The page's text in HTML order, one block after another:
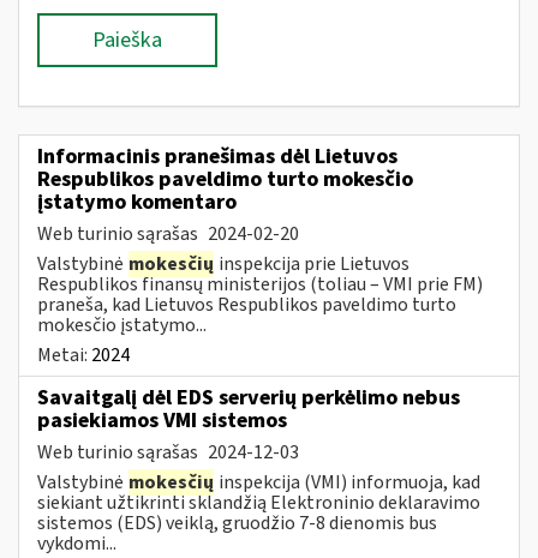
Paieška
Informacinis pranešimas dėl Lietuvos
Respublikos paveldimo turto mokesčio
įstatymo komentaro
Web turinio sąrašas 2024-02-20
Valstybinė mokesčių inspekcija prie Lietuvos
Respublikos finansų ministerijos (toliau – VMI prie FM)
praneša, kad Lietuvos Respublikos paveldimo turto
mokesčio įstatymo...
Metai: 2024
Savaitgalį dėl EDS serverių perkėlimo nebus
pasiekiamos VMI sistemos
Web turinio sąrašas 2024-12-03
Valstybinė mokesčių inspekcija (VMI) informuoja, kad
siekiant užtikrinti sklandžią Elektroninio deklaravimo
sistemos (EDS) veiklą, gruodžio 7-8 dienomis bus
vykdomi...